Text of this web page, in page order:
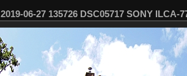
2019-06-27 135726 DSC05717 SONY ILCA-